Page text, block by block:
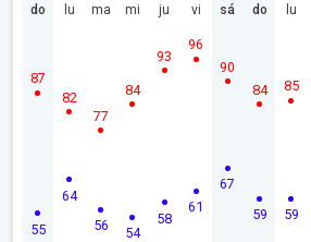
do
55
87
lu
64
82
ma
56
77
mi
54
84
ju
58
93
vi
61
96
sá
67
90
do
59
84
lu
59
85